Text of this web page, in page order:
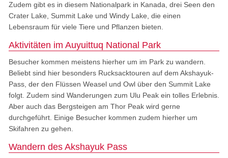
Zudem gibt es in diesem Nationalpark in Kanada, drei Seen den
Crater Lake, Summit Lake und Windy Lake, die einen
Lebensraum für viele Tiere und Pflanzen bieten.
Aktivitäten im Auyuittuq National Park
Besucher kommen meistens hierher um im Park zu wandern.
Beliebt sind hier besonders Rucksacktouren auf dem Akshayuk-
Pass, der den Flüssen Weasel und Owl über den Summit Lake
folgt. Zudem sind Wanderungen zum Ulu Peak ein tolles Erlebnis.
Aber auch das Bergsteigen am Thor Peak wird gerne
durchgeführt. Einige Besucher kommen zudem hierher um
Skifahren zu gehen.
Wandern des Akshayuk Pass